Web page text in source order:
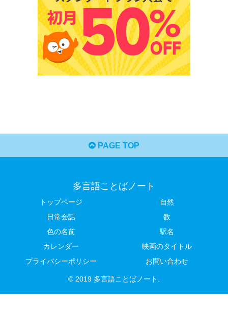
PAGE TOP
多言語ことばノート
トップページ
自然
日常会話
数
色の名前
駅名
カレンダー
映画のタイトル
プライバシーポリシー
お問い合わせ
© 2019 多言語ことばノート.